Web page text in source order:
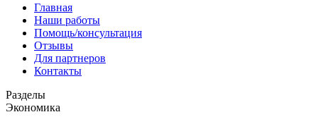
Главная
Наши работы
Помощь/консультация
Отзывы
Для партнеров
Контакты
Разделы
Экономика